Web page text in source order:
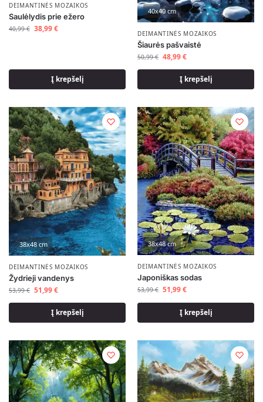
DEIMANTINĖS MOZAIKOS
Saulėlydis prie ežero
40,99€ 38,99€
Į krepšelį
40x40 cm
DEIMANTINĖS MOZAIKOS
Šiaurės pašvaistė
50,99€ 48,99€
Į krepšelį
38x48 cm
DEIMANTINĖS MOZAIKOS
Žydrieji vandenys
53,99€ 51,99€
Į krepšelį
38x48 cm
DEIMANTINĖS MOZAIKOS
Japoniškas sodas
53,99€ 51,99€
Į krepšelį